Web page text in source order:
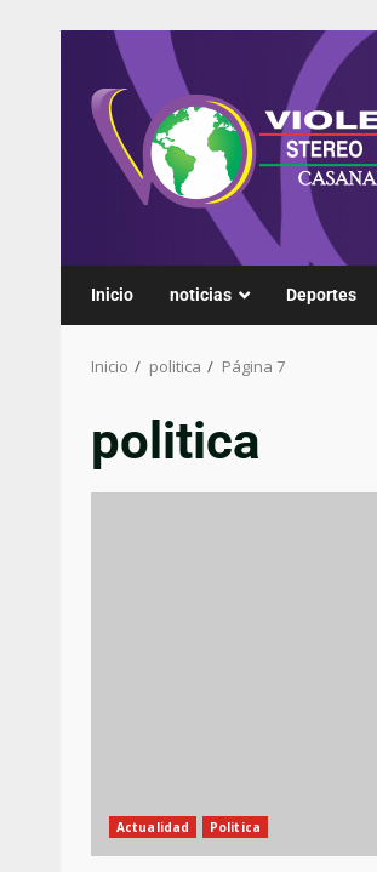
Inicio noticias Deportes
Inicio politica Página 7
politica
Actualidad Politica